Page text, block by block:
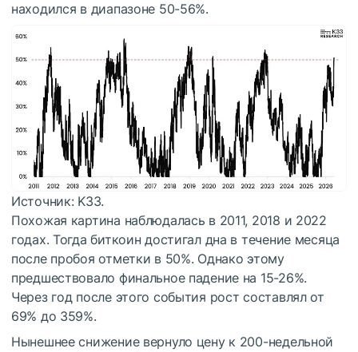
находился в диапазоне 50-56%.
Источник: K33.
Похожая картина наблюдалась в 2011, 2018 и 2022
годах. Тогда биткоин достигал дна в течение месяца
после пробоя отметки в 50%. Однако этому
предшествовало финальное падение на 15-26%.
Через год после этого события рост составлял от
69% до 359%.
Нынешнее снижение вернуло цену к 200-недельной